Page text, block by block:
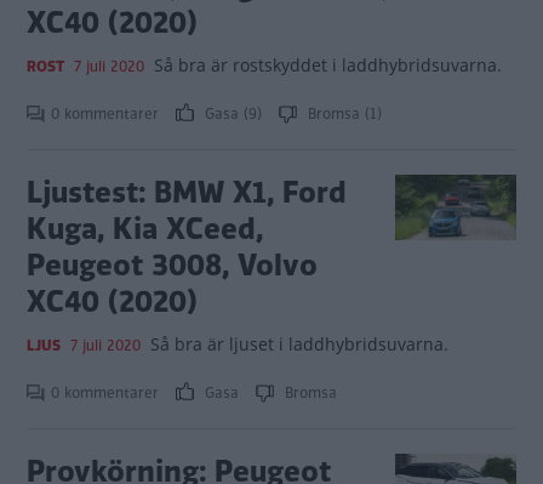
XC40 (2020)
ROST 7 juli 2020 Så bra är rostskyddet i laddhybridsuvarna.
0 kommentarer Gasa (9) Bromsa (1)
Ljustest: BMW X1, Ford
Kuga, Kia XCeed,
Peugeot 3008, Volvo
XC40 (2020)
LJUS 7 juli 2020 Så bra är ljuset i laddhybridsuvarna.
0 kommentarer Gasa Bromsa
Provkörning: Peugeot